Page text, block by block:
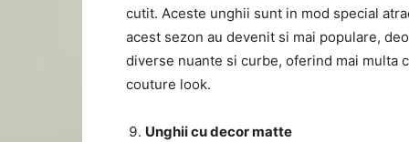
cutit. Aceste unghii sunt in mod special
acest sezon au devenit si mai populare,
diverse nuante si curbe, oferind mai multa
couture look.
Unghii cu decor matte